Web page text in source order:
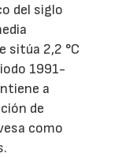
del siglo
sitúa 2,2 °C
1991-
a
de
como